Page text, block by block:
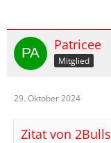
Patricee
Mitglied
29. Oktober 2024
Zitat von 2Bulls